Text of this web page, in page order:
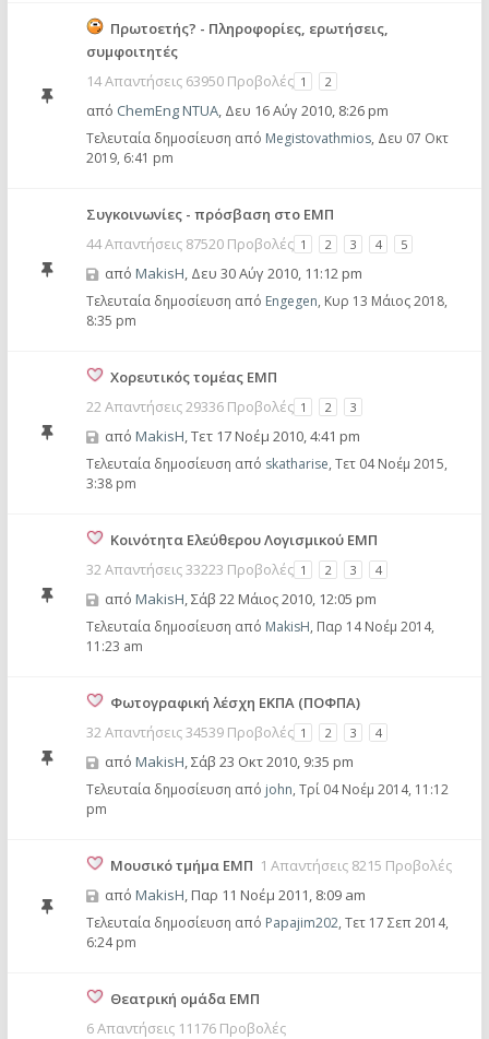
Πρωτοετής? - Πληροφορίες, ερωτήσεις,
συμφοιτητές
14 Απαντήσεις 63950 Προβολές 1 2
από ChemEng NTUA, Δευ 16 Αύγ 2010, 8:26 pm
Τελευταία δημοσίευση από Megistovathmios, Δευ 07 Οκτ
2019, 6:41 pm
Συγκοινωνίες - πρόσβαση στο ΕΜΠ
44 Απαντήσεις 87520 Προβολές 1 2 3 4 5
από MakisH, Δευ 30 Αύγ 2010, 11:12 pm
Τελευταία δημοσίευση από Engegen, Κυρ 13 Μάιος 2018,
8:35 pm
Χορευτικός τομέας ΕΜΠ
22 Απαντήσεις 29336 Προβολές 1 2 3
από MakisH,Τετ 17 Νοέμ 2010, 4:41 pm
Τελευταία δημοσίευση από skatharise, Τετ 04 Νοέμ 2015,
3:38 pm
Κοινότητα Ελεύθερου Λογισμικού ΕΜΠ
32 Απαντήσεις 33223 Προβολές 1 2 3 4
από MakisH,Σάβ 22 Μάιος 2010, 12:05 pm
Τελευταία δημοσίευση από MakisH, Παρ 14 Νοέμ 2014,
11:23 am
Φωτογραφική λέσχη ΕΚΠΑ (ΠΟΦΠΑ)
32 Απαντήσεις 34539 Προβολές 1 2 3 4
από MakisH,Σάβ 23 Οκτ 2010, 9:35 pm
Τελευταία δημοσίευση από john, Τρί 04 Νοέμ 2014, 11:12
pm
Μουσικό τμήμα ΕΜΠ 1 Απαντήσεις 8215 Προβολές
από MakisH, Παρ 11 Νοέμ 2011, 8:09 am
Τελευταία δημοσίευση από Papajim202, Τετ 17 Σεπ 2014,
6:24 pm
Θεατρική ομάδα ΕΜΠ
6 Απαντήσεις 11176 Προβολές